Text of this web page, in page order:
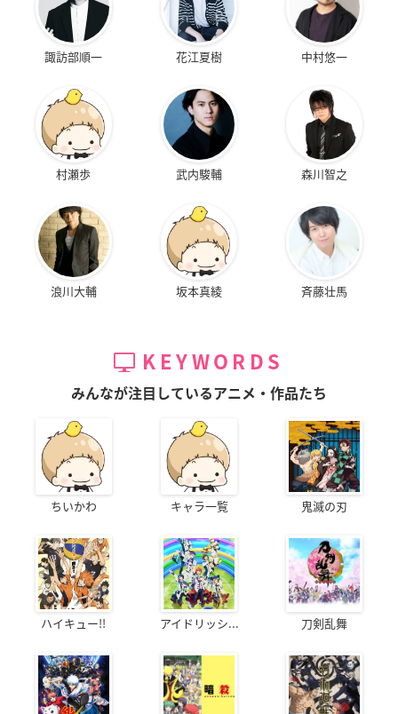
諏訪部順一 花江夏樹 中村悠一
村瀬歩 武内駿輔 森川智之
浪川大輔 坂本真綾 斉藤壮馬
KEYWORDS
みんなが注目しているアニメ・作品たち
ちいかわ キャラ一覧 鬼滅の刃
ハイキュー!! アイドリッシ... 刀剣乱舞